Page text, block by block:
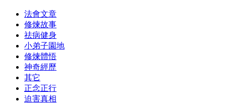
法會文章
修煉故事
祛病健身
小弟子園地
修煉體悟
神奇經歷
其它
正念正行
迫害真相